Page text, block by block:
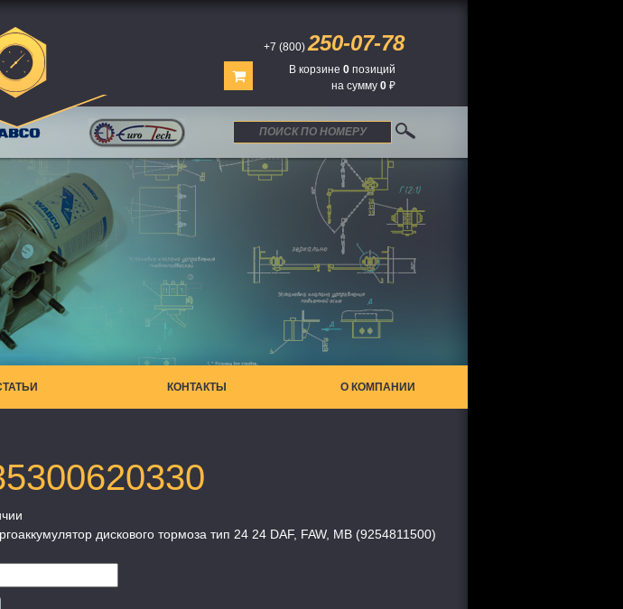
+7 (800)250-07-78
В корзине 0 позиций
на сумму 0 ₽
КОНТАКТЫ О КОМПАНИИ
дискового тормоза тип 24 24 DAF, FAW, MB (9254811500)